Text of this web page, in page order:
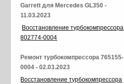
Garrett для Mercedes GL350 -
11.03.2023
Восстановление турбокомпрессора
802774-0004
Ремонт турбокомпрессора 765155-
0004 - 02.03.2023
Восстановление турбокомпрессора